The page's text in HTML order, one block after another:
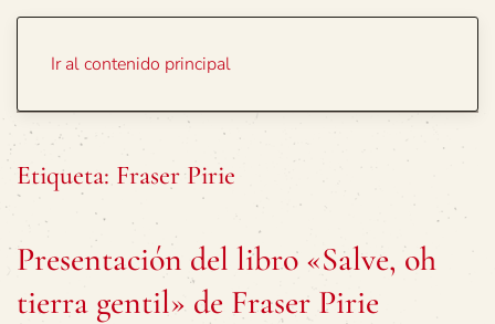
Ir al contenido principal
Etiqueta: Fraser Pirie
Presentación del libro «Salve, oh
tierra gentil» de Fraser Pirie